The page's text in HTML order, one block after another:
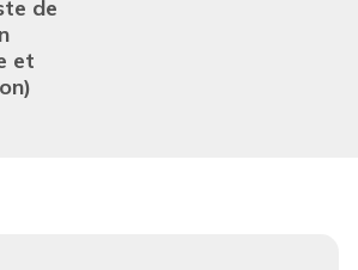
de
et